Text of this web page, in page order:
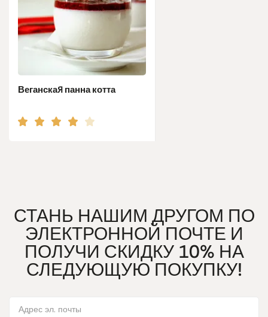
Веганская панна котта
СТАНЬ НАШИМ ДРУГОМ ПО
ЭЛЕКТРОННОЙ ПОЧТЕ И
ПОЛУЧИ СКИДКУ 10% НА
СЛЕДУЮЩУЮ ПОКУПКУ!